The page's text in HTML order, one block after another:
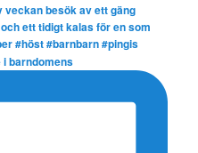
barndomens